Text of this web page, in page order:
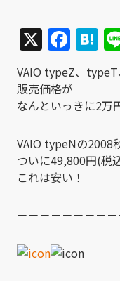
X
VAIO typeZ、
販売価格が
なんといっきに2万
VAIO typeNの2008
ついに49,800円(税
これは安い！
－－－－－－－－